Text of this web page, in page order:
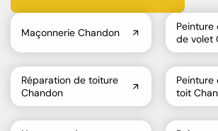
Maçonnerie Chandon
de volet
Réparation de toiture
Chandon
Peinture
toit